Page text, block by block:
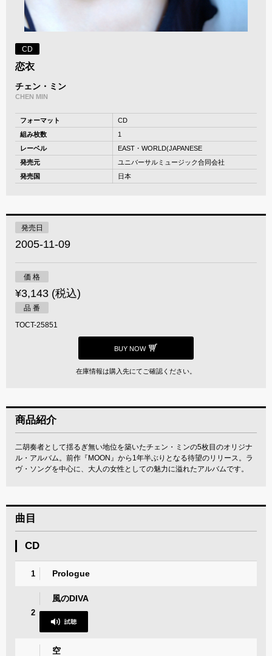
CD
恋衣
チェン・ミン
CHEN MIN
フォーマット
CD
組み枚数
1
レーベル
EAST・WORLD(JAPANESE
発売元
ユニバーサルミュージック合同会社
発売国
日本
発売日
2005-11-09
価 格
¥3,143 (税込)
品 番
TOCT-25851
BUY NOW
在庫情報は購入先にてご確認ください。
商品紹介
二胡奏者として揺るぎ無い地位を築いたチェン・ミンの5枚目のオリジナ
ル・アルバム。前作『MOON』から1年半ぶりとなる待望のリリース。ラ
ヴ・ソングを中心に、大人の女性としての魅力に溢れたアルバムです。
曲目
CD
1 Prologue
2
風のDIVA
空